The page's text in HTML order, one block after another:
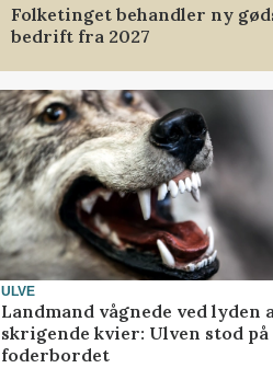
Folketinget behandler ny
bedrift fra 2027
ULVE
Landmand vågnede ved lyden
skrigende kvier: Ulven stod på
foderbordet